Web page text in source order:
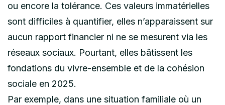
ou encore la tolérance. Ces valeurs immatérielles
sont difficiles à quantifier, elles n’apparaissent sur
aucun rapport financier ni ne se mesurent via les
réseaux sociaux. Pourtant, elles bâtissent les
fondations du vivre-ensemble et de la cohésion
sociale en 2025.
Par exemple, dans une situation familiale où un